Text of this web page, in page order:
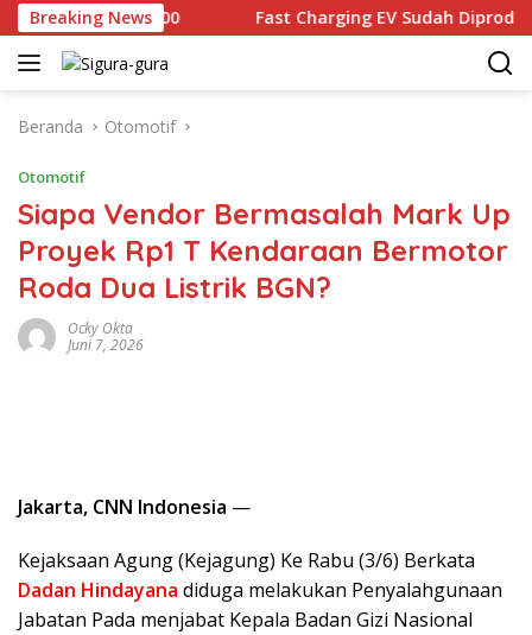
Langsung
ke
konten
Breaking News Fast Charging EV Sudah Diproduksi lokal,
Beranda Otomotif
Otomotif
Siapa Vendor Bermasalah Mark Up
Proyek Rp1 T Kendaraan Bermotor
Roda Dua Listrik BGN?
Ocky Okta
Juni 7, 2026
Jakarta, CNN Indonesia —
Kejaksaan Agung (Kejagung) Ke Rabu (3/6) Berkata
Dadan Hindayana diduga melakukan Penyalahgunaan
Jabatan Pada menjabat Kepala Badan Gizi Nasional